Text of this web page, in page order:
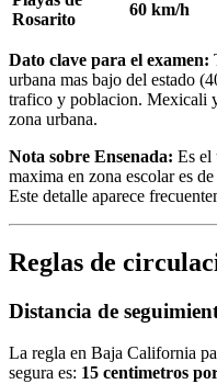
Rosarito
60 km/h
Dato clave para el examen:
urbana mas bajo del estado
trafico y poblacion. Mexicali
zona urbana.
Nota sobre Ensenada: Es el
maxima en zona escolar es de
Este detalle aparece
Reglas de
Distancia de
La regla en Baja California
segura es: 15 centimetros